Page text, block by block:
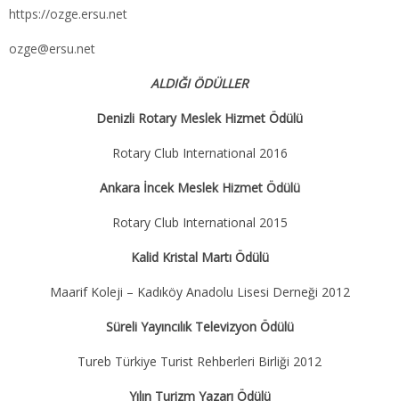
https://ozge.ersu.net
ozge@ersu.net
ALDIĞI ÖDÜLLER
Denizli Rotary Meslek Hizmet Ödülü
Rotary Club International 2016
Ankara İncek Meslek Hizmet Ödülü
Rotary Club International 2015
Kalid Kristal Martı Ödülü
Maarif Koleji – Kadıköy Anadolu Lisesi Derneği 2012
Süreli Yayıncılık Televizyon Ödülü
Tureb Türkiye Turist Rehberleri Birliği 2012
Yılın Turizm Yazarı Ödülü